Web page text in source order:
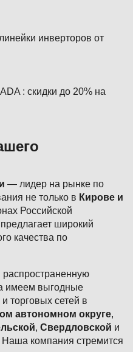
инверторов от
: скидки до 20% на
— лидер на рынке по
не только в Кирове и
Российской
широкий
качества по
имеем выгодные
торговых сетей в
автономном округе,
, Свердловской и
Наша компания стремится